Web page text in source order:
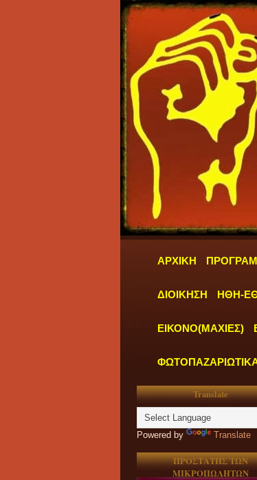
ΑΡΧΙΚΗ
ΔΙΟΙΚΗΣΗ ΗΘΗ-
ΕΙΚΟΝΟ(ΜΑΧΙΕΣ)
Translate
Powered by Translate
ΠΡΟΣΤΑΤΗΣ ΤΩΝ
ΜΙΚΡΟΠΩΛΗΤΩΝ